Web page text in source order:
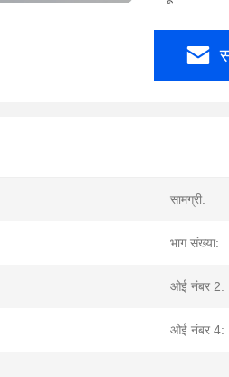
सामग्री:
भाग संख्या:
ओई नंबर 2:
ओई नंबर 4: